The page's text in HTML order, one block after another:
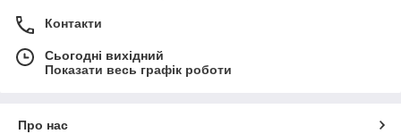
Контакти
Сьогодні вихідний
Показати весь графік роботи
Про нас